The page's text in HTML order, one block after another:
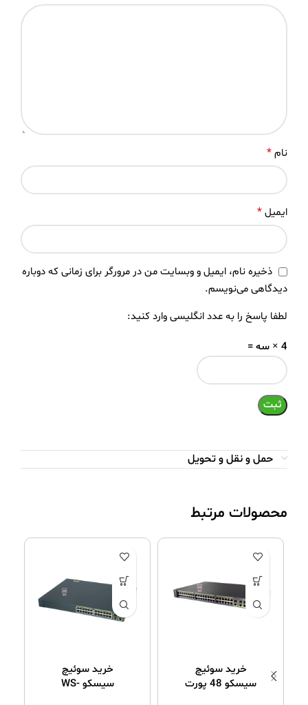
نام*
ایمیل*
ذخیره نام، ایمیل و وبسایت من در مرورگر برای زمانی که دوباره
دیدگاهی می‌نویسم.
لطفا پاسخ را به عدد انگلیسی وارد کنید:
4 × سه =
حمل و نقل و تحویل
محصولات مرتبط
خرید سوئیچ
سیسکو 48 پورت
خرید سوئیچ
سیسکو WS-